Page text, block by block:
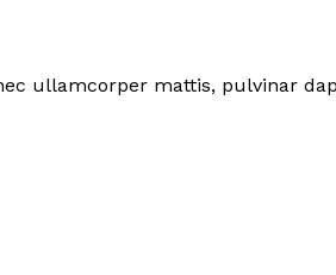
ullamcorper mattis, pulvinar